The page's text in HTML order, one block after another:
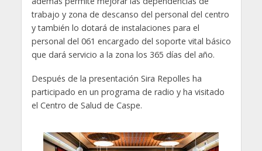
trabajo y zona de descanso del personal del centro
y también lo dotará de instalaciones para el
personal del 061 encargado del soporte vital básico
que dará servicio a la zona los 365 días del año.
Después de la presentación Sira Repolles ha
participado en un programa de radio y ha visitado
el Centro de Salud de Caspe.